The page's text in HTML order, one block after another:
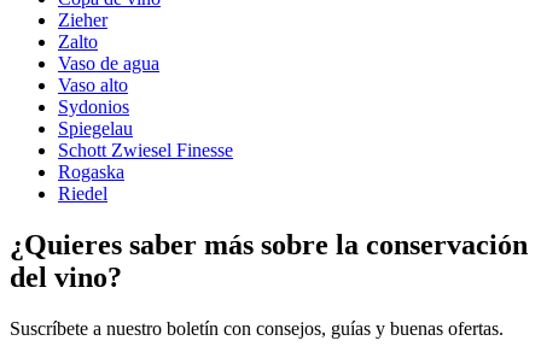
2 preciosas copas Chardonnay de diseño elegante de uno de
los mejores productores del mundo.
Soplado a mano y con esfera decantadora integrada en el
fondo de la copa.
Fabricadas en el cristal de titanio sin plomo Tritan®️ de Schott
Zwiesel, que garantiza una durabilidad y resistencia
Tipo de vidrio
Diámetro (cm)
Capacidad (cl)
Zieher
Zalto
Vaso de agua
Vaso alto
Sydonios
Spiegelau
Schott Zwiesel Finesse
Rogaska
Riedel
¿Quieres saber más sobre la conservación
del vino?
Suscríbete a nuestro boletín con consejos, guías y buenas ofertas.